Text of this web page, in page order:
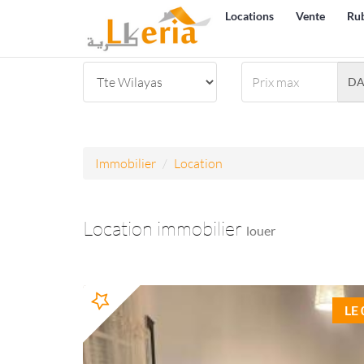
Locations Vente
DA
Immobilier Location
Location immobilier louer
LE